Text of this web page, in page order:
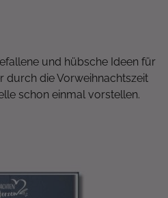
und hübsche Ideen für
durch die Vorweihnachtszeit
schon einmal vorstellen.